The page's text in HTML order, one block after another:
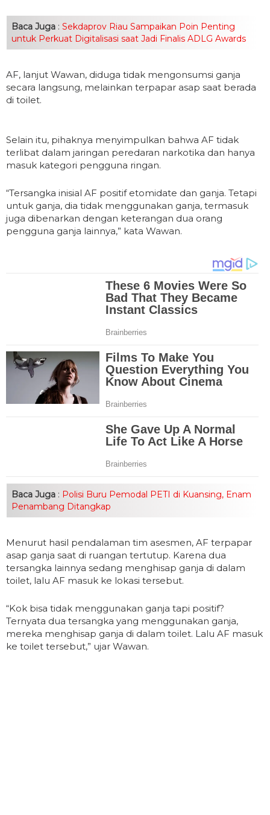
Baca Juga : Sekdaprov Riau Sampaikan Poin Penting
untuk Perkuat Digitalisasi saat Jadi Finalis ADLG Awards
AF, lanjut Wawan, diduga tidak mengonsumsi ganja
secara langsung, melainkan terpapar asap saat berada
di toilet.
Selain itu, pihaknya menyimpulkan bahwa AF tidak
terlibat dalam jaringan peredaran narkotika dan hanya
masuk kategori pengguna ringan.
“Tersangka inisial AF positif etomidate dan ganja. Tetapi
untuk ganja, dia tidak menggunakan ganja, termasuk
juga dibenarkan dengan keterangan dua orang
pengguna ganja lainnya,” kata Wawan.
Baca Juga : Polisi Buru Pemodal PETI di Kuansing, Enam
Penambang Ditangkap
Menurut hasil pendalaman tim asesmen, AF terpapar
asap ganja saat di ruangan tertutup. Karena dua
tersangka lainnya sedang menghisap ganja di dalam
toilet, lalu AF masuk ke lokasi tersebut.
“Kok bisa tidak menggunakan ganja tapi positif?
Ternyata dua tersangka yang menggunakan ganja,
mereka menghisap ganja di dalam toilet. Lalu AF masuk
ke toilet tersebut,” ujar Wawan.